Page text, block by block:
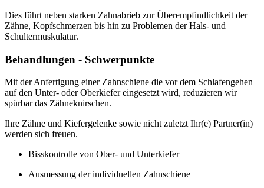
Dies führt neben starken Zahnabrieb zur Überempfindlichkeit der
Zähne, Kopfschmerzen bis hin zu Problemen der Hals- und
Schultermuskulatur.
Behandlungen - Schwerpunkte
Mit der Anfertigung einer Zahnschiene die vor dem Schlafengehen
auf den Unter- oder Oberkiefer eingesetzt wird, reduzieren wir
spürbar das Zähneknirschen.
Ihre Zähne und Kiefergelenke sowie nicht zuletzt Ihr(e) Partner(in)
werden sich freuen.
Bisskontrolle von Ober- und Unterkiefer
Ausmessung der individuellen Zahnschiene